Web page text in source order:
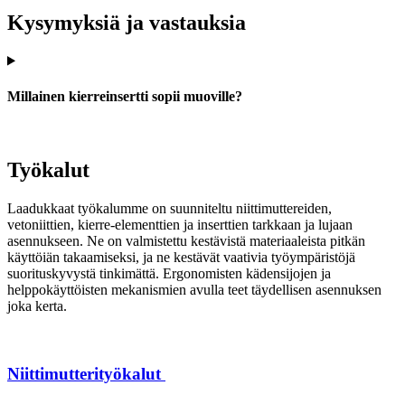
Kysymyksiä ja vastauksia
Millainen kierreinsertti sopii muoville?
Työkalut
Laadukkaat työkalumme on suunniteltu niittimuttereiden,
vetoniittien, kierre-elementtien ja inserttien tarkkaan ja lujaan
asennukseen. Ne on valmistettu kestävistä materiaaleista pitkän
käyttöiän takaamiseksi, ja ne kestävät vaativia työympäristöjä
suorituskyvystä tinkimättä. Ergonomisten kädensijojen ja
helppokäyttöisten mekanismien avulla teet täydellisen asennuksen
joka kerta.
Niittimutterityökalut